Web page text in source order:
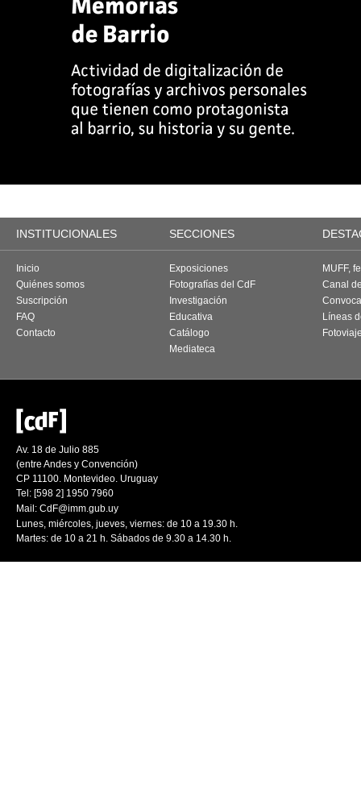
INSTITUCIONALES SECCIONES
Inicio
Quiénes somos
Suscripción
FAQ
Contacto
Exposiciones
Fotografías del CdF
Investigación
Educativa
Catálogo
Mediateca
MUFF,
Canal
Líneas
Av. 18 de Julio 885
(entre Andes y Convención)
CP 11100. Montevideo. Uruguay
Tel: [598 2] 1950 7960
Mail: CdF@imm.gub.uy
Lunes, miércoles, jueves, viernes: de 10 a 19.30 h.
Martes: de 10 a 21 h. Sábados de 9.30 a 14.30 h.